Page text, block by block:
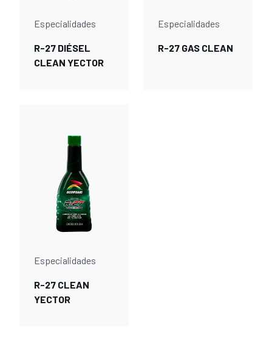
Especialidades
R-27 DIÉSEL
CLEAN YECTOR
Especialidades
R-27 GAS CLEAN
Especialidades
R-27 CLEAN
YECTOR